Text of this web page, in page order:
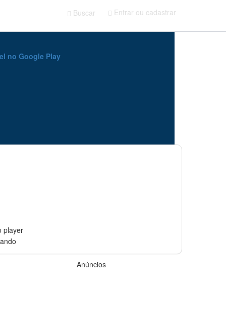
Entrar ou cadastrar
Buscar
player
Anúncios